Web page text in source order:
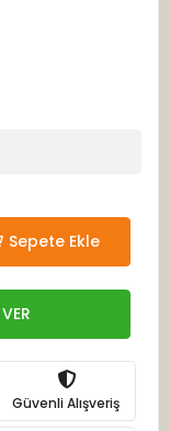
Sepete Ekle
Güvenli Alışveriş